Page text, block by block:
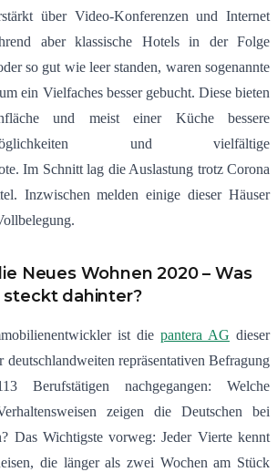
über Video-Konferenzen und Internet
aber klassische Hotels in der Folge
so gut wie leer standen, waren sogenannte
um ein Vielfaches besser gebucht. Diese bieten
und meist einer Küche bessere
Möglichkeiten und vielfältige
Im Schnitt lag die Auslastung trotz Corona
Inzwischen melden einige dieser Häuser
Neues Wohnen 2020 – Was
steckt dahinter?
ist die pantera AG dieser
repräsentativen Befragung
Berufstätigen nachgegangen: Welche
zeigen die Deutschen bei
Das Wichtigste vorweg: Jeder Vierte kennt
die länger als zwei Wochen am Stück